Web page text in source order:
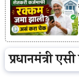
प्रधानमंत्री